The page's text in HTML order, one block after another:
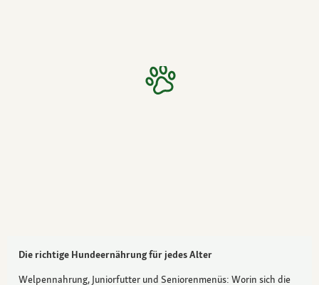
Die richtige Hundeernährung für jedes Alter
Welpennahrung, Juniorfutter und Seniorenmenüs: Worin sich die